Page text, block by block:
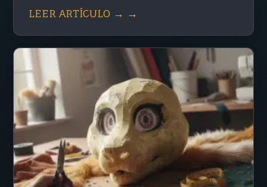
LEER ARTÍCULO → →